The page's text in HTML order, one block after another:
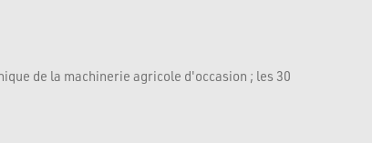
de la machinerie agricole d'occasion ; les 30